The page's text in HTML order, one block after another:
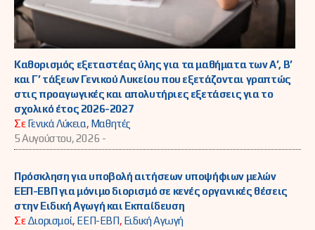
Καθορισμός εξεταστέας ύλης για τα μαθήματα των Α’, Β’
και Γ’ τάξεων Γενικού Λυκείου που εξετάζονται γραπτώς
στις προαγωγικές και απολυτήριες εξετάσεις για το
σχολικό έτος 2026-2027
ΣεΓενικά Λύκεια, Μαθητές
5 Αυγούστου, 2026 -
Πρόσκληση για υποβολή αιτήσεων υποψήφιων μελών
ΕΕΠ-ΕΒΠ για μόνιμο διορισμό σε κενές οργανικές θέσεις
στην Ειδική Αγωγή και Εκπαίδευση
ΣεΔιορισμοί, ΕΕΠ-ΕΒΠ, Ειδική Αγωγή